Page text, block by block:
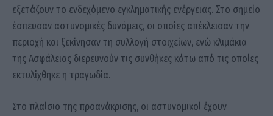
εξετάζουν το ενδεχόμενο εγκληματικής ενέργειας. Στο σημείο
έσπευσαν αστυνομικές δυνάμεις, οι οποίες απέκλεισαν την
περιοχή και ξεκίνησαν τη συλλογή στοιχείων, ενώ κλιμάκια
της Ασφάλειας διερευνούν τις συνθήκες κάτω από τις οποίες
εκτυλίχθηκε η τραγωδία.
Στο πλαίσιο της προανάκρισης, οι αστυνομικοί έχουν